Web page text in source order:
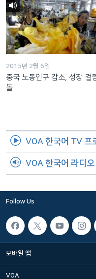
2015년 2월 6일
중국 노동인구 감소, 성장 걸
돌
VOA 한국어 TV 프
VOA 한국어 라디오
Follow Us
모바일 앱
VOA